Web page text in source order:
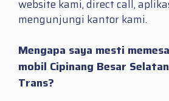
website kami, direct call,
mengunjungi kantor kami.
Mengapa saya mesti
mobil Cipinang Besar
Trans?